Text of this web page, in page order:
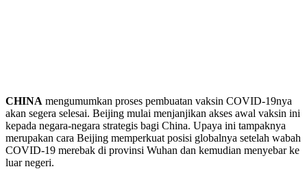
CHINA mengumumkan proses pembuatan vaksin COVID-19nya
akan segera selesai. Beijing mulai menjanjikan akses awal vaksin ini
kepada negara-negara strategis bagi China. Upaya ini tampaknya
merupakan cara Beijing memperkuat posisi globalnya setelah wabah
COVID-19 merebak di provinsi Wuhan dan kemudian menyebar ke
luar negeri.